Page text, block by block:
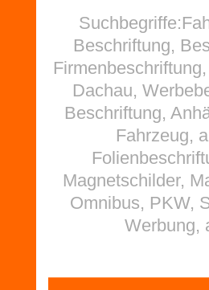
Beschriftung,
Dachau,
Beschriftung,
Fahrzeug,
Magnetschilder,
Omnibus, PKW,
Werbung,